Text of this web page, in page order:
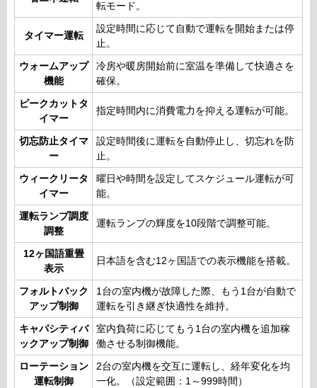
転モード。
タイマー運転
設定時間に応じて自動で運転を開始または停
止。
ウォームアップ
機能
冷房や暖房開始前に室温を準備して快適さを
確保。
ピークカットタ
イマー
指定時間内に消費電力を抑える運転が可能。
切忘防止タイマ
ー
設定時間後に運転を自動停止し、切忘れを防
止。
ウィークリータ
イマー
曜日や時間を設定してスケジュール運転が可
能。
運転ランプ調度
調整
運転ランプの輝度を10段階で調整可能。
12ヶ国語重畳
表示
日本語を含む12ヶ国語での表示機能を搭載。
フォルトバック
アップ制御
1台の室内機が故障した際、もう1台が自動で
運転を引き継ぎ快適性を維持。
キャパシティバ
ックアップ制御
室内負荷に応じてもう1台の室内機を追加稼
働させる制御機能。
ローテーション
運転制御
2台の室内機を交互に運転し、経年変化を均
一化。（設定範囲：1～999時間）